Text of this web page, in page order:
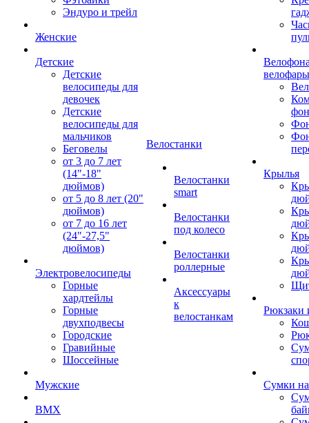
Эндуро и трейл
Женские
Детские
Детские
велосипеды для
девочек
Детские
велосипеды для
мальчиков
Беговелы
от 3 до 7 лет
(14"-18"
дюймов)
от 5 до 8 лет (20"
дюймов)
от 7 до 16 лет
(24"-27,5"
дюймов)
Электровелосипеды
Горные
хардтейлы
Горные
двухподвесы
Городские
Гравийные
Шоссейные
Мужские
BMX
Велостанки
Велостанки
smart
Велостанки
под колесо
Велостанки
роллерные
Аксессуары
к
велостанкам
велофары
Крылья
Рюкзаки
Сумки